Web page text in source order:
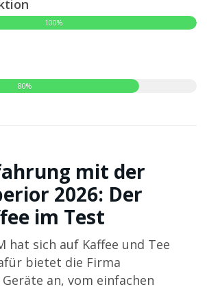
100%
80%
mit der
2026: Der
im Test
hat sich auf Kaffee und Tee
bietet die Firma
an, vom einfachen